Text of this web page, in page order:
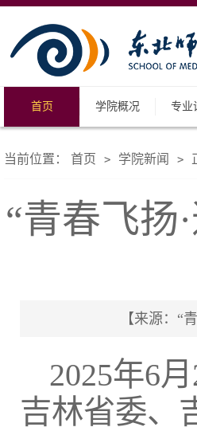
首页 学院概况 专业
当前位置： 首页 > 学院新闻 >
“青春飞扬
【来源：“
2025年6
吉林省委、